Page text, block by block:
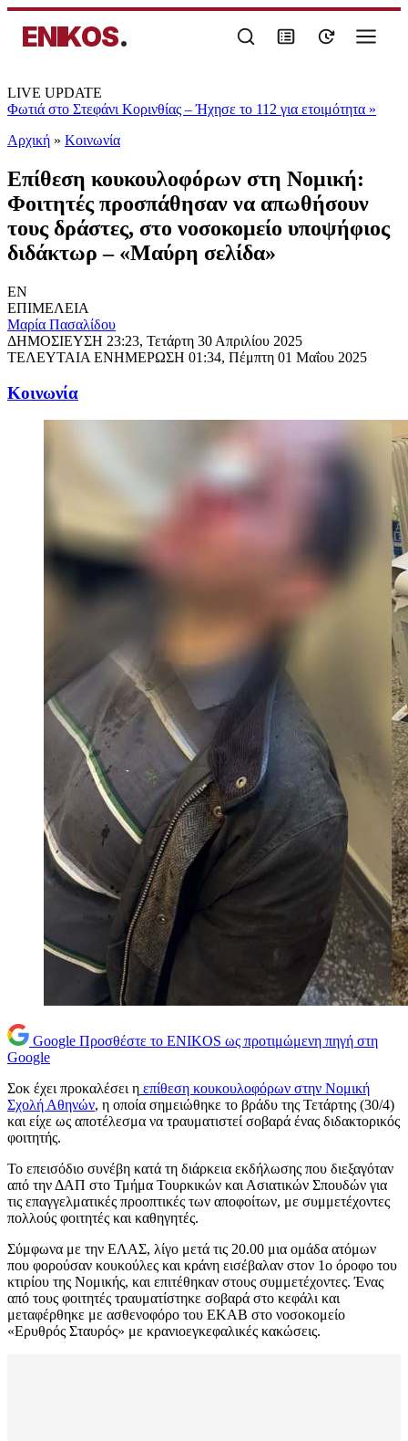
ENIKOS.
LIVE UPDATE
Φωτιά στο Στεφάνι Κορινθίας – Ήχησε το 112 για ετοιμότητα »
Αρχική » Κοινωνία
Επίθεση κουκουλοφόρων στη Νομική:
Φοιτητές προσπάθησαν να απωθήσουν
τους δράστες, στο νοσοκομείο υποψήφιος
διδάκτωρ – «Μαύρη σελίδα»
EN
ΕΠΙΜΕΛΕΙΑ
Μαρία Πασαλίδου
ΔΗΜΟΣΙΕΥΣΗ 23:23, Τετάρτη 30 Απριλίου 2025
ΤΕΛΕΥΤΑΙΑ ΕΝΗΜΕΡΩΣΗ 01:34, Πέμπτη 01 Μαΐου 2025
Κοινωνία
Google Προσθέστε το ENIKOS ως προτιμώμενη πηγή στη
Google
Σοκ έχει προκαλέσει η επίθεση κουκουλοφόρων στην Νομική
Σχολή Αθηνών, η οποία σημειώθηκε το βράδυ της Τετάρτης (30/4)
και είχε ως αποτέλεσμα να τραυματιστεί σοβαρά ένας διδακτορικός
φοιτητής.
Το επεισόδιο συνέβη κατά τη διάρκεια εκδήλωσης που διεξαγόταν
από την ΔΑΠ στο Τμήμα Τουρκικών και Ασιατικών Σπουδών για
τις επαγγελματικές προοπτικές των αποφοίτων, με συμμετέχοντες
πολλούς φοιτητές και καθηγητές.
Σύμφωνα με την ΕΛΑΣ, λίγο μετά τις 20.00 μια ομάδα ατόμων
που φορούσαν κουκούλες και κράνη εισέβαλαν στον 1ο όροφο του
κτιρίου της Νομικής, και επιτέθηκαν στους συμμετέχοντες. Ένας
από τους φοιτητές τραυματίστηκε σοβαρά στο κεφάλι και
μεταφέρθηκε με ασθενοφόρο του ΕΚΑΒ στο νοσοκομείο
«Ερυθρός Σταυρός» με κρανιοεγκεφαλικές κακώσεις.